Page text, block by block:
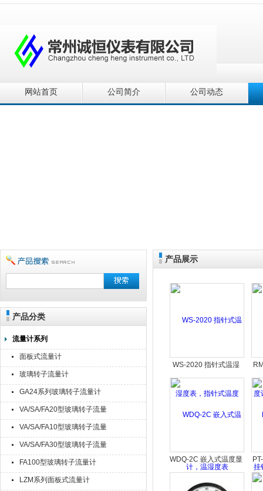
网站首页 公司简介 公司动态
产品分类
流量计系列
面板式流量计
玻璃转子流量计
GA24系列玻璃转子流量计
VA/SA/FA20型玻璃转子流量
计
VA/SA/FA10型玻璃转子流量
计
VA/SA/FA30型玻璃转子流量
计
FA100型玻璃转子流量计
LZM系列面板式流量计
产品展示
WS-2020 指针式温湿
度表，指针式温度计，
温湿度表
计
钩
WDQ-2C 嵌入式温度显
示表